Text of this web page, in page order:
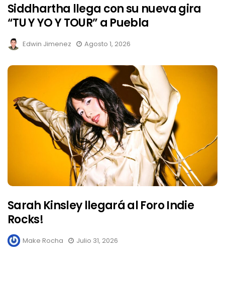
Siddhartha llega con su nueva gira
“TU Y YO Y TOUR” a Puebla
Edwin Jimenez Agosto 1, 2026
Sarah Kinsley llegará al Foro Indie
Rocks!
Make Rocha Julio 31, 2026